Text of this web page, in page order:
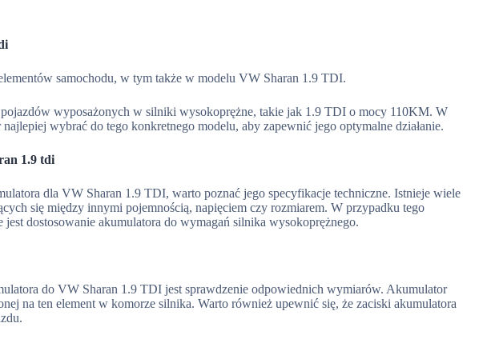
samochodu, w tym także w modelu VW Sharan 1.9 TDI.
pojazdów wyposażonych w silniki wysokoprężne, takie jak 1.9 TDI o mocy 110KM. W
wybrać do tego konkretnego modelu, aby zapewnić jego optymalne działanie.
1.9 tdi
dla VW Sharan 1.9 TDI, warto poznać jego specyfikacje techniczne. Istnieje wiele
się między innymi pojemnością, napięciem czy rozmiarem. W przypadku tego
jest dostosowanie akumulatora do wymagań silnika wysokoprężnego.
do VW Sharan 1.9 TDI jest sprawdzenie odpowiednich wymiarów. Akumulator
na ten element w komorze silnika. Warto również upewnić się, że zaciski akumulatora